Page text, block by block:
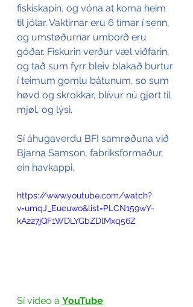
fiskiskapin, og vóna at koma heim
til jólar. Vaktirnar eru 6 tímar í senn,
og umstøðurnar umborð eru
góðar. Fiskurin verður væl viðfarin,
og tað sum fyrr bleiv blakað burtur
í teimum gomlu bátunum, so sum
høvd og skrokkar, blívur nú gjørt til
mjøl, og lýsi.
Sí áhugaverdu BFI samrøðuna við
Bjarna Samson, fabriksformaður,
ein havkappi.
https://www.youtube.com/watch?
v=umqJ_Eueuwo&list=PLCN159wY-
kA227jQF1WDLYGbZDlMxq56Z
Sí video á YouTube